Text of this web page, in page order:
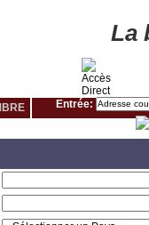
La
Entrée: